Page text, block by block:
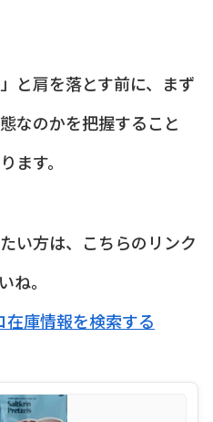
と肩を落とす前に、まず
なのかを把握すること
ます。
い方は、こちらのリンク
ね。
庫情報を検索する